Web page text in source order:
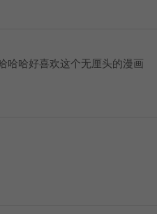
哈哈好喜欢这个无厘头的漫画